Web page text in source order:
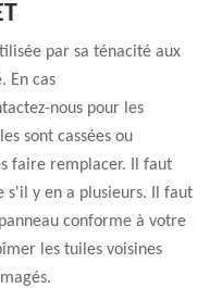
par sa ténacité aux
En cas
nous pour les
sont cassées ou
faire remplacer. Il faut
s'il y en a plusieurs. Il faut
conforme à votre
les tuiles voisines